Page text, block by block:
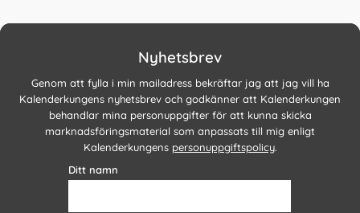
Nyhetsbrev
Genom att fylla i min mailadress bekräftar jag att jag vill ha
Kalenderkungens nyhetsbrev och godkänner att Kalenderkungen
behandlar mina personuppgifter för att kunna skicka
marknadsföringsmaterial som anpassats till mig enligt
Kalenderkungens personuppgiftspolicy.
Ditt namn